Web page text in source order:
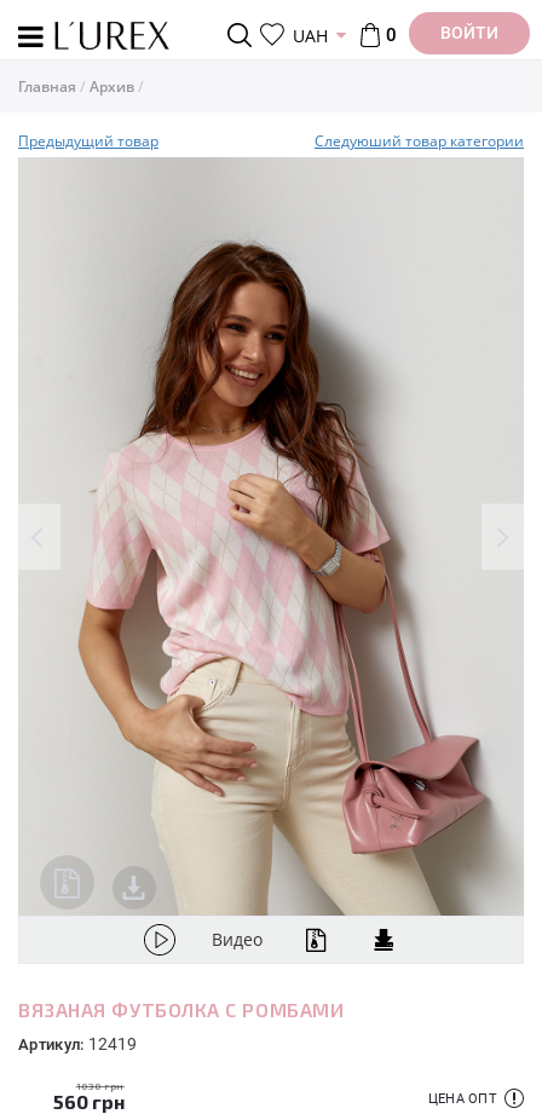
UAH 0 ВОЙТИ
Главная Архив
Предыдущий товар Следуюший товар категории
Видео
ВЯЗАНАЯ ФУТБОЛКА С РОМБАМИ
Артикул: 12419
1030 грн
560 грн
ЦЕНА ОПТ